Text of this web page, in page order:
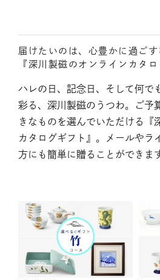
届けたいのは、心豊かに過ごす
『深川製磁のオンラインカタロ
ハレの日、記念日、そして何で
彩る、深川製磁のうつわ。ご予
きなものを選んでいただける『
カタログギフト』。メールやラ
方にも簡単に贈ることができま